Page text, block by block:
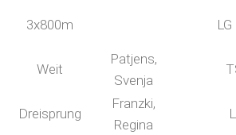
3x800m
Weit
Patjens,
Svenja
Dreisprung
Franzki,
Regina